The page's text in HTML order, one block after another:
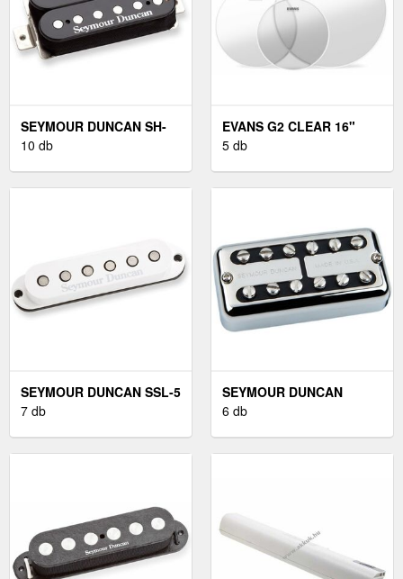
SEYMOUR DUNCAN SH-
6N NECK FEKETE
10 db
EVANS G2 CLEAR 16"
ÁTLÁTSZÓ DOBBŐR
5 db
SEYMOUR DUNCAN SSL-5
FEHÉR
7 db
SEYMOUR DUNCAN
PSYCLONE VINTAGE
6 db